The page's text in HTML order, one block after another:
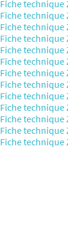
Fiche technique
Fiche technique
Fiche technique
Fiche technique
Fiche technique
Fiche technique
Fiche technique
Fiche technique
Fiche technique
Fiche technique
Fiche technique
Fiche technique
Fiche technique